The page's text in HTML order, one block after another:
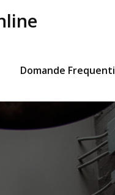
Domande Frequenti